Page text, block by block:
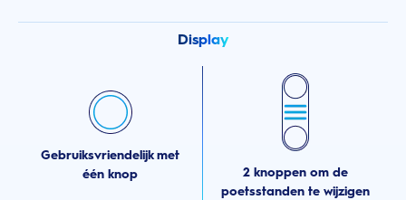
Display
Gebruiksvriendelijk met
één knop
2 knoppen om de
poetsstanden te wijzigen